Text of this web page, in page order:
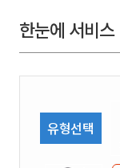
뉴
열
한눈에 서비스
유형선택